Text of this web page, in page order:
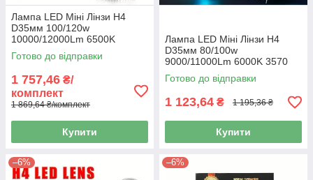
Лампа LED Міні Лінзи H4
D35мм 100/120w
10000/12000Lm 6500K
3570+5050 Chip Matrix 12V
"M01K-T"
Готово до відправки
1 757,46 ₴/
комплект
1 869,64 ₴/комплект
Купити
Лампа LED Міні Лінзи H4
D35мм 80/100w
9000/11000Lm 6000K 3570
Chips 12v "M01J"
Готово до відправки
1 123,64 ₴ 1 195,36 ₴
Купити
–6% –6%